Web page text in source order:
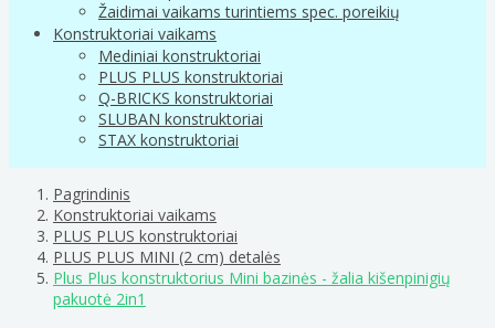
Žaidimai vaikams turintiems spec. poreikių
Konstruktoriai vaikams
Mediniai konstruktoriai
PLUS PLUS konstruktoriai
Q-BRICKS konstruktoriai
SLUBAN konstruktoriai
STAX konstruktoriai
Pagrindinis
Konstruktoriai vaikams
PLUS PLUS konstruktoriai
PLUS PLUS MINI (2 cm) detalės
Plus Plus konstruktorius Mini bazinės - žalia kišenpinigių
pakuotė 2in1